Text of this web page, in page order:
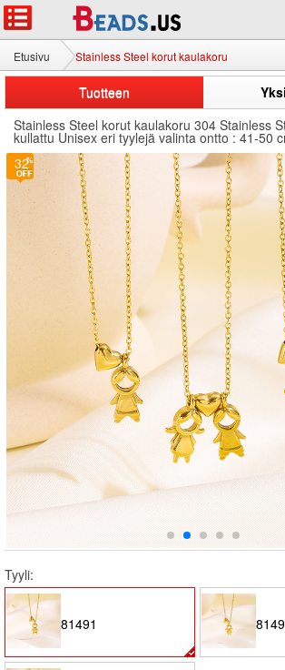
Etusivu Stainless Steel korut kaulakoru
Tuotteen
Stainless Steel korut kaulakoru 304 Stainless
kullattu Unisex eri tyylejä valinta ontto : 41-50
32
Tyyli:
81491